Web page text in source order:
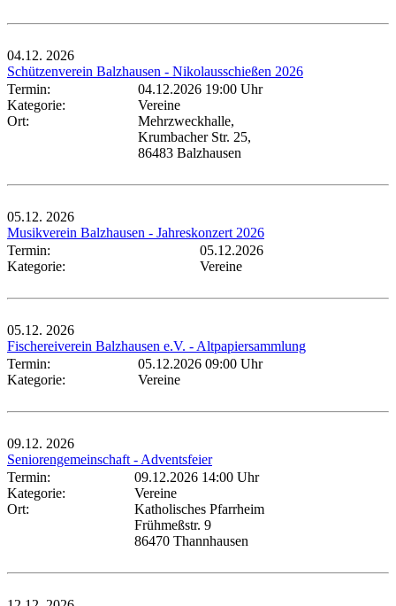
04.12. 2026
Schützenverein Balzhausen - Nikolausschießen 2026
Termin:
04.12.2026 19:00 Uhr
Kategorie:
Vereine
Ort:
Mehrzweckhalle,
Krumbacher Str. 25,
86483 Balzhausen
05.12. 2026
Musikverein Balzhausen - Jahreskonzert 2026
Termin:
05.12.2026
Kategorie:
Vereine
05.12. 2026
Fischereiverein Balzhausen e.V. - Altpapiersammlung
Termin:
05.12.2026 09:00 Uhr
Kategorie:
Vereine
09.12. 2026
Seniorengemeinschaft - Adventsfeier
Termin:
09.12.2026 14:00 Uhr
Kategorie:
Vereine
Ort:
Katholisches Pfarrheim
Frühmeßstr. 9
86470 Thannhausen